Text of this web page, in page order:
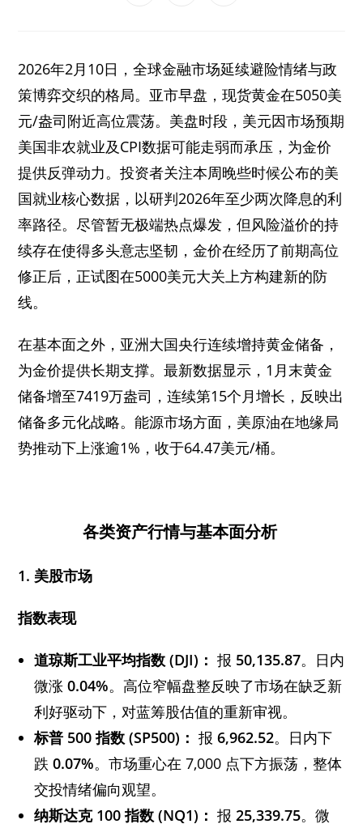
2026年2月10日，全球金融市场延续避险情绪与政
策博弈交织的格局。亚市早盘，现货黄金在5050美
元/盎司附近高位震荡。美盘时段，美元因市场预期
美国非农就业及CPI数据可能走弱而承压，为金价
提供反弹动力。投资者关注本周晚些时候公布的美
国就业核心数据，以研判2026年至少两次降息的利
率路径。尽管暂无极端热点爆发，但风险溢价的持
续存在使得多头意志坚韧，金价在经历了前期高位
修正后，正试图在5000美元大关上方构建新的防
线。
在基本面之外，亚洲大国央行连续增持黄金储备，
为金价提供长期支撑。最新数据显示，1月末黄金
储备增至7419万盎司，连续第15个月增长，反映出
储备多元化战略。能源市场方面，美原油在地缘局
势推动下上涨逾1%，收于64.47美元/桶。
各类资产行情与基本面分析
1. 美股市场
指数表现
道琼斯工业平均指数 (DJI)： 报 50,135.87。日内
微涨0.04%。高位窄幅盘整反映了市场在缺乏新
利好驱动下，对蓝筹股估值的重新审视。
标普 500 指数 (SP500)： 报6,962.52。日内下
跌0.07%。市场重心在 7,000 点下方振荡，整体
交投情绪偏向观望。
纳斯达克 100 指数 (NQ1)： 报25,339.75。微